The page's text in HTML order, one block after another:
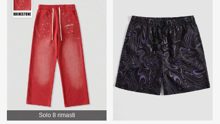
Solo 8 rimasti